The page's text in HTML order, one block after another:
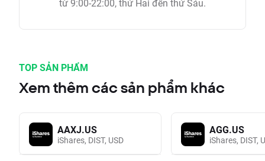
từ 9:00-22:00, thứ Hai đến thứ Sáu.
TOP SẢN PHẨM
Xem thêm các sản phẩm khác
AAXJ.US
iShares, DIST, USD
AGG.US
iShares, DIST,